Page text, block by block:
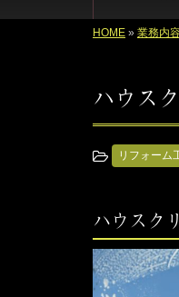
HOME » 業務内
ハウス
リフォーム
ハウスク